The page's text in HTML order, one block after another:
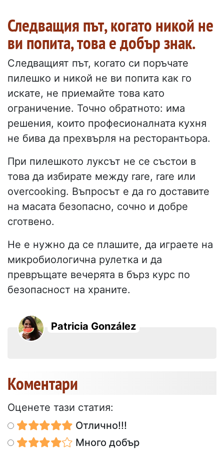
Следващия път, когато никой не
ви попита, това е добър знак.
Следващият път, когато си поръчате
пилешко и никой не ви попита как го
искате, не приемайте това като
ограничение. Точно обратното: има
решения, които професионалната кухня
не бива да прехвърля на ресторантьора.
При пилешкото луксът не се състои в
това да избирате между rare, rare или
overcooking. Въпросът е да го доставите
на масата безопасно, сочно и добре
сготвено.
Не е нужно да се плашите, да играете на
микробиологична рулетка и да
превръщате вечерята в бърз курс по
безопасност на храните.
Patricia González
Коментари
Оценете тази статия:
Отлично!!!
Много добър